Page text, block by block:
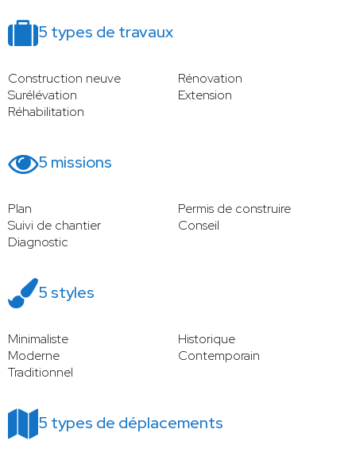
5 types de travaux
Construction neuve
Rénovation
Surélévation
Extension
Réhabilitation
5 missions
Plan
Permis de construire
Suivi de chantier
Conseil
Diagnostic
5 styles
Minimaliste
Historique
Moderne
Contemporain
Traditionnel
5 types de déplacements